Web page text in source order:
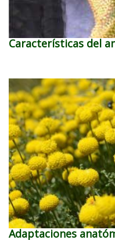
Características del
Adaptaciones